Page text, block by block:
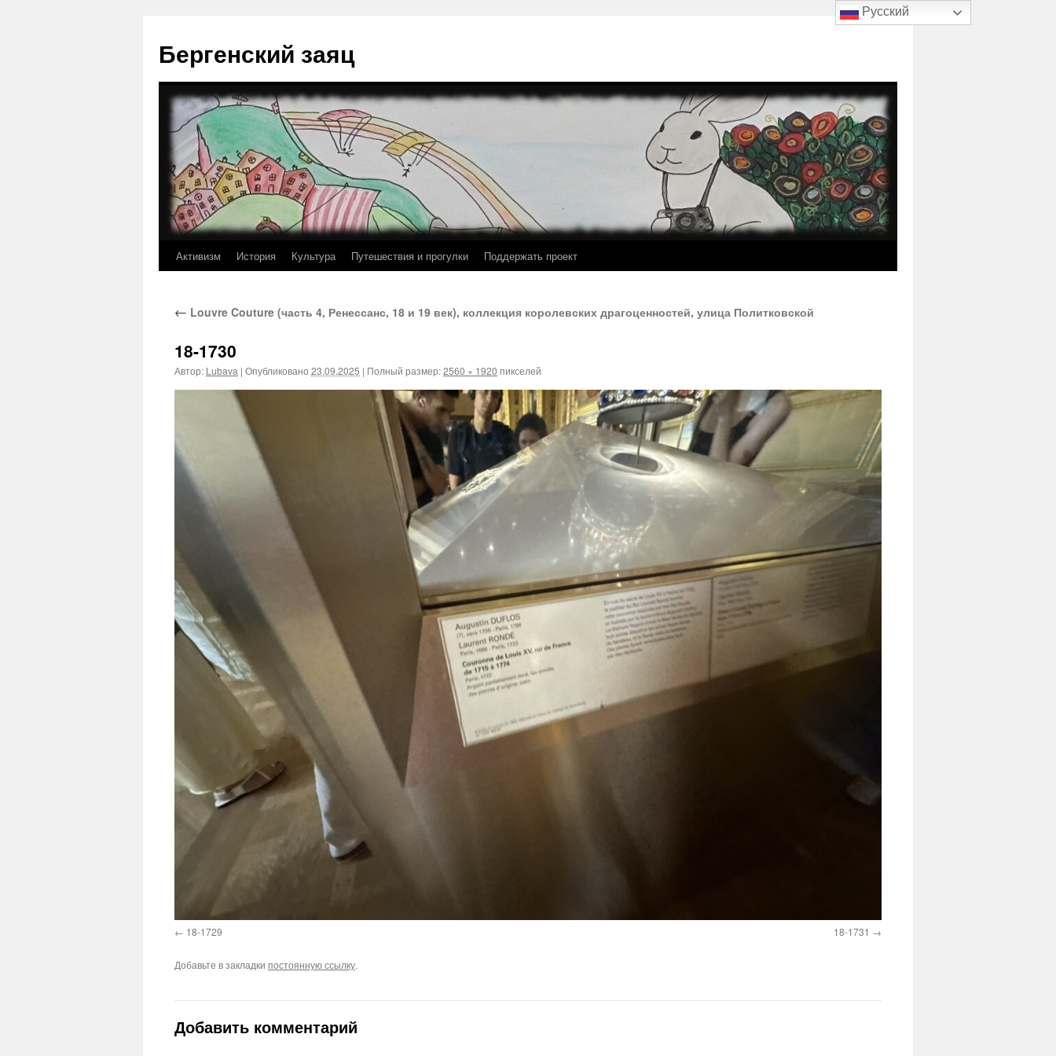
содержимому
Бергенский заяц
Активизм История Культура Путешествия и прогулки Поддержать проект
← Louvre Couture (часть 4, Ренессанс, 18 и 19 век), коллекция королевских драгоценностей, улица Политковской
18-1730
Автор: Lubava | Опубликовано 23.09.2025 | Полный размер:2560 × 1920 пикселей
18-1729 18-1731
Добавьте в закладки постоянную ссылку.
Добавить комментарий
Русский